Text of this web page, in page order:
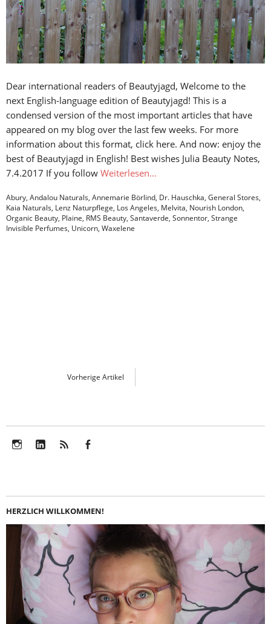
Dear international readers of Beautyjagd, Welcome to the
next English-language edition of Beautyjagd! This is a
condensed version of the most important articles that have
appeared on my blog over the last few weeks. For more
information about this format, click here. And now: enjoy the
best of Beautyjagd in English! Best wishes Julia Beauty Notes,
7.4.2017 If you follow Weiterlesen…
Abury, Andalou Naturals, Annemarie Börlind, Dr. Hauschka, General Stores,
Kaia Naturals, Lenz Naturpflege, Los Angeles, Melvita, Nourish London,
Organic Beauty, Plaine, RMS Beauty, Santaverde, Sonnentor, Strange
Invisible Perfumes, Unicorn, Waxelene
Vorherige Artikel
HERZLICH WILLKOMMEN!